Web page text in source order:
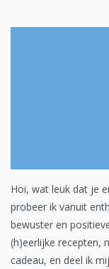
Hoi, wat leuk dat je
probeer ik vanuit
bewuster en
(h)eerlijke recepten,
cadeau, en deel ik